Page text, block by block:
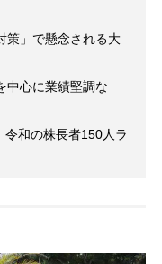
策」で懸念される大
心に業績堅調な
和の株長者150人ラ